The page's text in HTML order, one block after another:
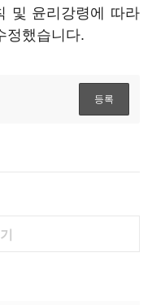
및 윤리강령에 따라
정했습니다.